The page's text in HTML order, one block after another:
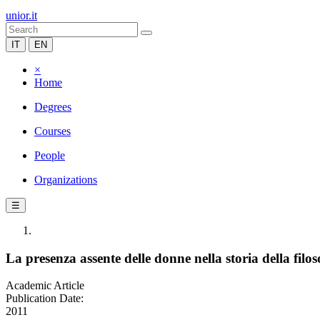
unior.it
IT EN
×
Home
Degrees
Courses
People
Organizations
☰
La presenza assente delle donne nella storia della
Academic Article
Publication Date:
2011